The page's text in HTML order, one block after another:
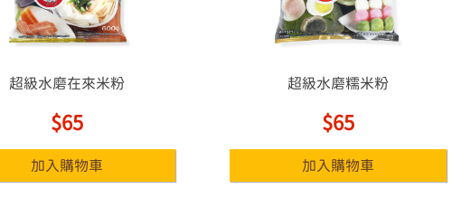
超級水磨在來米粉
$65
超級水磨糯米粉
$65